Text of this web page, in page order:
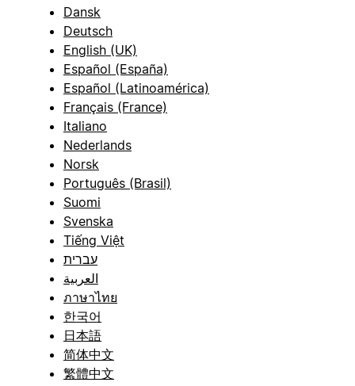
Dansk
Deutsch
English (UK)
Español (España)
Español (Latinoamérica)
Français (France)
Italiano
Nederlands
Norsk
Português (Brasil)
Suomi
Svenska
Tiếng Việt
עברית
العربية
ภาษาไทย
한국어
日本語
简体中文
繁體中文